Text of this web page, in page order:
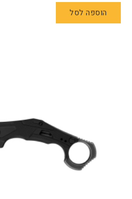
הוספה לסל